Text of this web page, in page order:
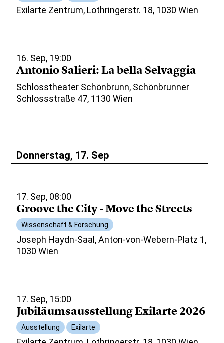
Exilarte Zentrum, Lothringerstr. 18, 1030 Wien
16. Sep, 19:00
Antonio Salieri: La bella Selvaggia
Schlosstheater Schönbrunn, Schönbrunner
Schlossstraße 47, 1130 Wien
Donnerstag, 17. Sep
17. Sep, 08:00
Groove the City - Move the Streets
Wissenschaft & Forschung
Joseph Haydn-Saal, Anton-von-Webern-Platz 1,
1030 Wien
17. Sep, 15:00
Jubiläumsausstellung Exilarte 2026
Ausstellung Exilarte